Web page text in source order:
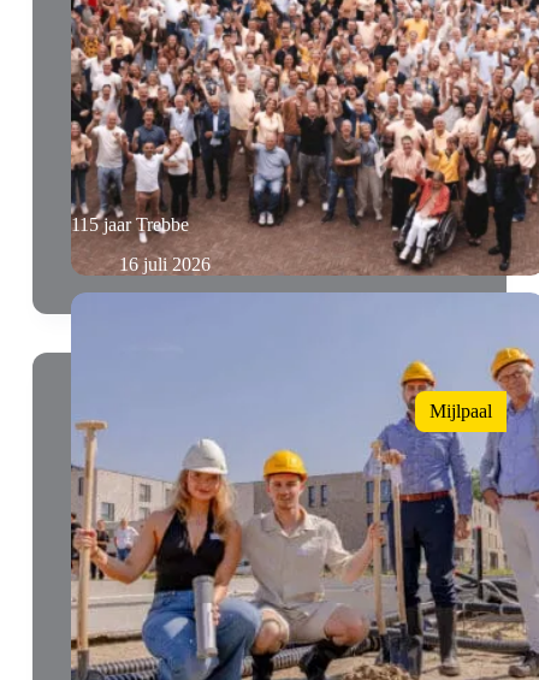
115 jaar Trebbe
16 juli 2026
Mijlpaal